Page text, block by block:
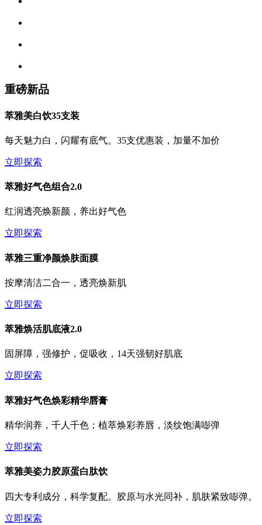
重磅新品
萃雅美白饮35支装
每天魅力白，闪耀有底气。35支优惠装，加量不加价
立即探索
萃雅好气色组合2.0
红润透亮焕新颜，养出好气色
立即探索
萃雅三重净颜焕肤面膜
按摩清洁二合一，透亮焕新肌
立即探索
萃雅焕活肌底液2.0
固屏障，强修护，促吸收，14天强韧好肌底
立即探索
萃雅好气色焕彩精华唇膏
精华润养，千人千色；植萃焕彩养唇，淡纹饱满嘭弹
立即探索
萃雅美姿力胶原蛋白肽饮
四大专利成分，科学复配。胶原与水光同补，肌肤紧致嘭弹。
立即探索